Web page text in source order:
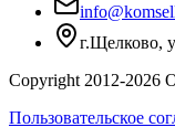
г.Щелково,
Copyright 2012-2026
Пользовательское